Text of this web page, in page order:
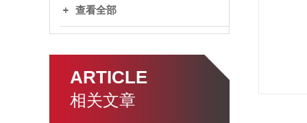
查看全部
ARTICLE
相关文章